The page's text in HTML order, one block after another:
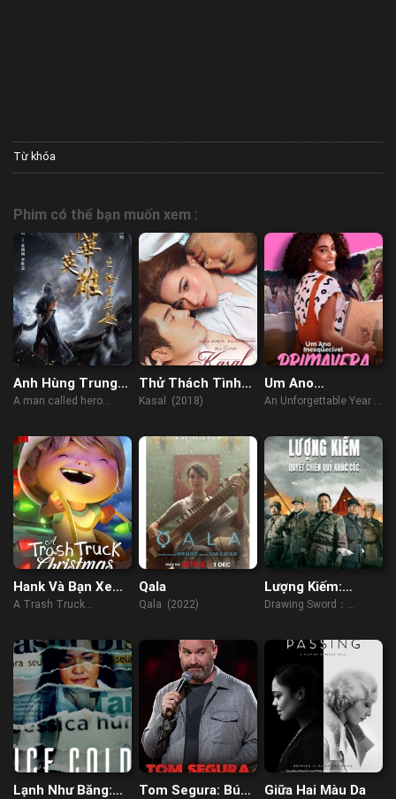
Từ khóa
Phim có thể bạn muốn xem :
Anh Hùng Trung
Hoa: Phong Vân
A man called hero
Thử Thách Tình
Yêu
Kasal (2018)
Um Ano
Inesquecível –
An Unforgettable Year –
Hank Và Bạn Xe
Tải Chở Rác:
A Trash Truck
Qala
Qala (2022)
Lượng Kiếm:
Quyết Chiến Quỷ
Drawing Sword：
(2022)
Lạnh Như Băng:
Tom Segura: Búa
Giữa Hai Màu Da